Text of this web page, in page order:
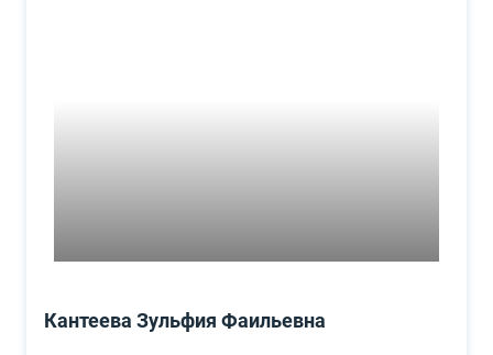
Кантеева Зульфия Фаильевна